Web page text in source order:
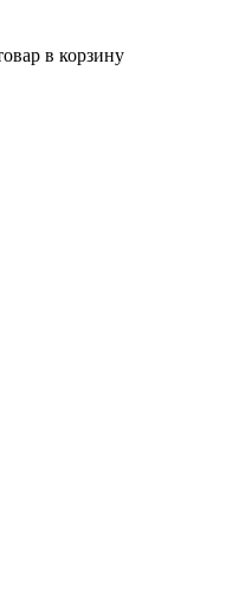
в корзину